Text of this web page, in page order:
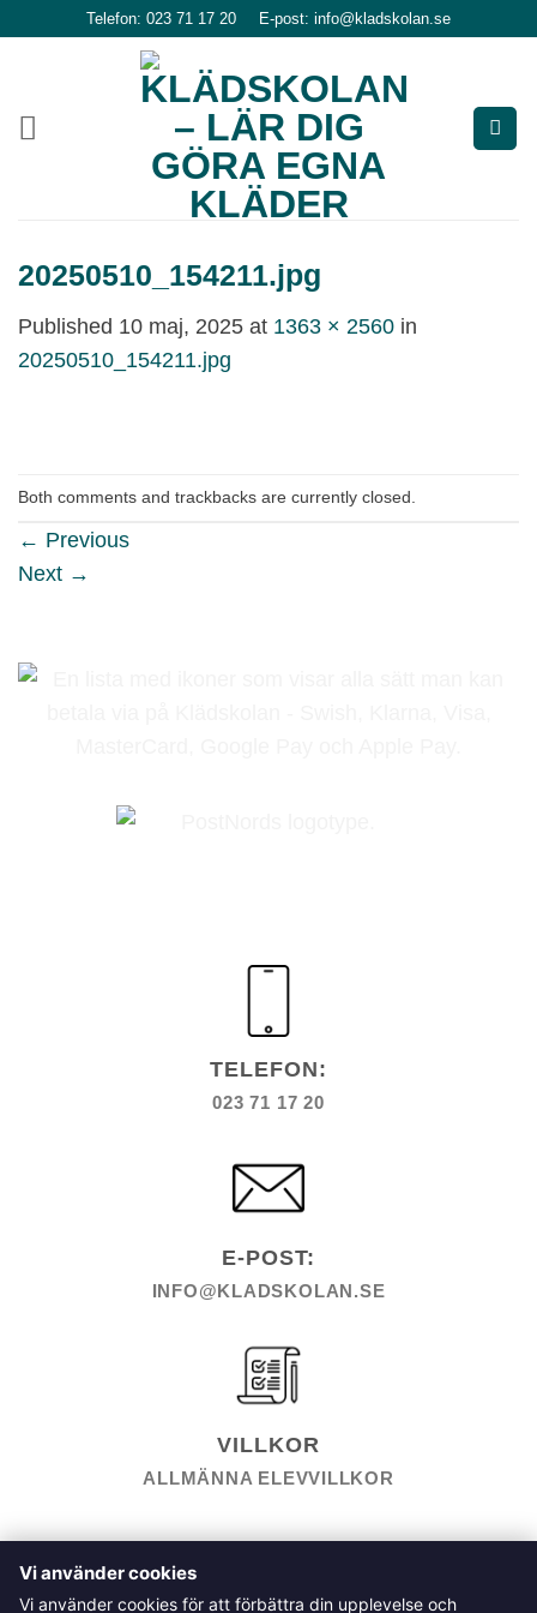
Telefon: 023 71 17 20 E-post: info@kladskolan.se
20250510_154211.jpg
Published 10 maj, 2025 at 1363 × 2560 in
20250510_154211.jpg
Both comments and trackbacks are currently closed.
← Previous
Next →
TELEFON:
023 71 17 20
E-POST:
INFO@KLADSKOLAN.SE
VILLKOR
ALLMÄNNA ELEVVILLKOR
HEMSIDEPOLICY
INTEGRITETSPOLICY
Vi använder cookies
Vi använder cookies för att förbättra din upplevelse och